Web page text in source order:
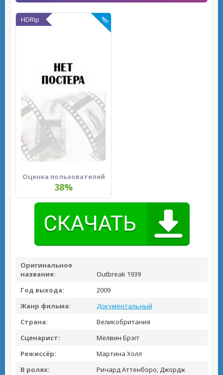
HDRip
Оценка пользователей
38%
Оригинальное
название:
Outbreak 1939
Год выхода:
2009
Жанр фильма:
Документальный
Страна:
Великобритания
Сценарист:
Мелвин Брэгг
Режиссёр:
Мартина Холл
В ролях:
Ричард Аттенборо, Джордж